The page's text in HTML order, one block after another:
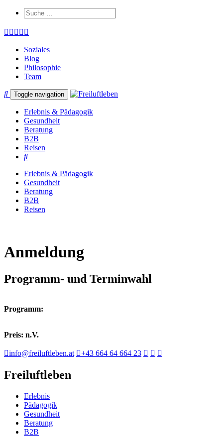
Soziales
Blog
Philosophie
Team
Toggle navigation
Erlebnis & Pädagogik
Gesundheit
Beratung
B2B
Reisen
Erlebnis & Pädagogik
Gesundheit
Beratung
B2B
Reisen
Anmeldung
Programm- und Terminwahl
Programm:
Preis: n.V.
info@freiluftleben.at +43 664 64 664 23
Freiluftleben
Erlebnis
Pädagogik
Gesundheit
Beratung
B2B